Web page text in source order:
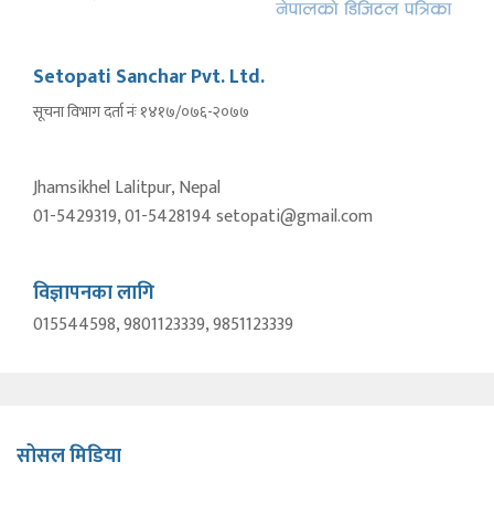
Setopati Sanchar Pvt. Ltd.
सूचना विभाग दर्ता नंः १४१७/०७६-२०७७
Jhamsikhel Lalitpur, Nepal
01-5429319, 01-5428194 setopati@gmail.com
विज्ञापनका लागि
015544598, 9801123339, 9851123339
सोसल मिडिया